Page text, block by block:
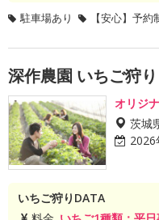
駐車場あり 【安心】予約
深作農園 いちご狩り
オリジ
茨城
2026
いちご狩りDATA